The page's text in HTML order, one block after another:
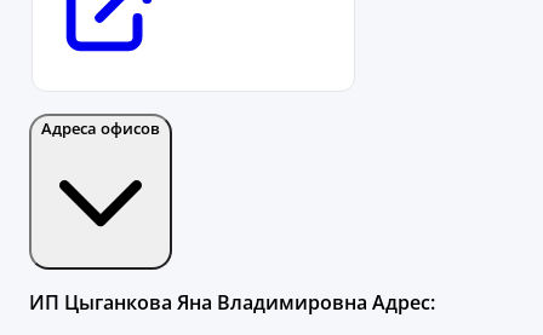
Адреса офисов
ИП Цыганкова Яна Владимировна Адрес: